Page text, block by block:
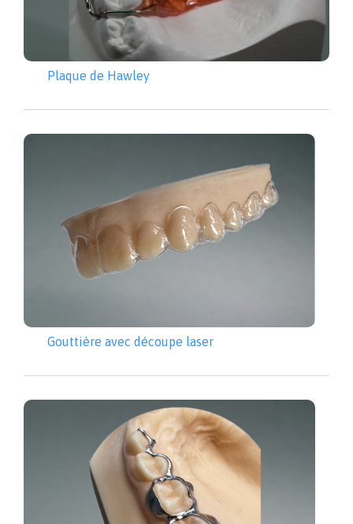
Plaque de Hawley
Gouttière avec découpe laser